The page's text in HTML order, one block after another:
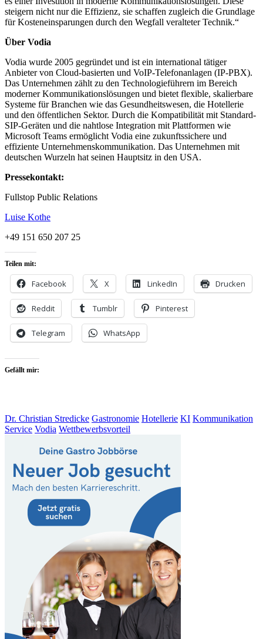
steigern nicht nur die Effizienz, sie schaffen zugleich die Grundlage
für Kosteneinsparungen durch den Wegfall veralteter Technik.“
Über Vodia
Vodia wurde 2005 gegründet und ist ein international tätiger
Anbieter von Cloud-basierten und VoIP-Telefonanlagen (IP-PBX).
Das Unternehmen zählt zu den Technologieführern im Bereich
moderner Kommunikationslösungen und bietet flexible, skalierbare
Systeme für Branchen wie das Gesundheitswesen, die Hotellerie
und den öffentlichen Sektor. Durch die Kompatibilität mit Standard-
SIP-Geräten und die nahtlose Integration mit Plattformen wie
Microsoft Teams ermöglicht Vodia eine zukunftssichere und
effiziente Unternehmenskommunikation. Das Unternehmen mit
deutschen Wurzeln hat seinen Hauptsitz in den USA.
Pressekontakt:
Fullstop Public Relations
Luise Kothe
+49 151 650 207 25
Teilen mit:
Facebook X LinkedIn Drucken
Reddit Tumblr Pinterest
Telegram WhatsApp
Gefällt mir:
Dr. Christian Stredicke Gastronomie Hotellerie KI Kommunikation
Service Vodia Wettbewerbsvorteil